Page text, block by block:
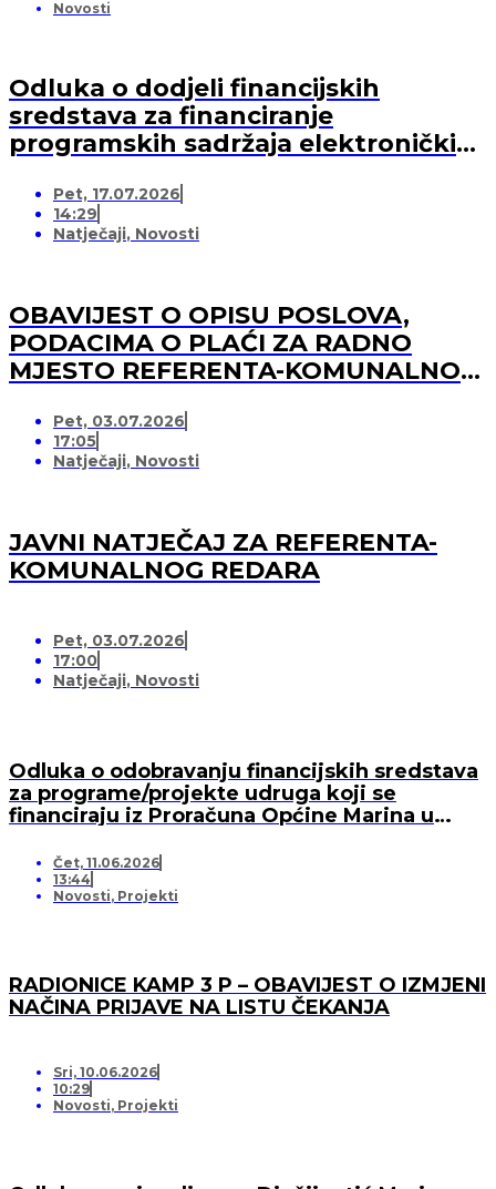
Novosti
Odluka o dodjeli financijskih
sredstava za financiranje
programskih sadržaja elektroničkih
medijskih usluga)
Pet, 17.07.2026
14:29
Natječaji, Novosti
OBAVIJEST O OPISU POSLOVA,
PODACIMA O PLAĆI ZA RADNO
MJESTO REFERENTA-KOMUNALNOG
Pet, 03.07.2026
17:05
Natječaji, Novosti
JAVNI NATJEČAJ ZA REFERENTA-
KOMUNALNOG REDARA
Pet, 03.07.2026
17:00
Natječaji, Novosti
Odluka o odobravanju financijskih sredstava
za programe/projekte udruga koji se
financiraju iz Proračuna Općine Marina u
Čet, 11.06.2026
13:44
Novosti, Projekti
RADIONICE KAMP 3 P – OBAVIJEST O IZMJENI
NAČINA PRIJAVE NA LISTU ČEKANJA
Sri, 10.06.2026
10:29
Novosti, Projekti